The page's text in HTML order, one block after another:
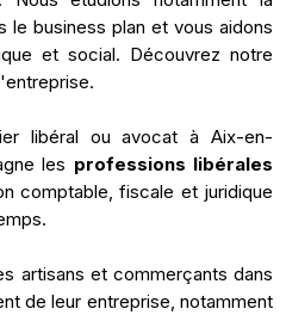
le business plan et vous aidons
et social. Découvrez notre
libéral ou avocat à Aix-en-
les professions libérales
comptable, fiscale et juridique
artisans et commerçants dans
de leur entreprise, notamment